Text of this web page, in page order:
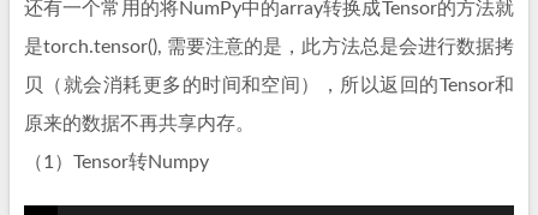
还有一个常用的将NumPy中的array转换成Tensor的方法就
是torch.tensor(), 需要注意的是，此方法总是会进行数据拷
贝（就会消耗更多的时间和空间），所以返回的Tensor和
原来的数据不再共享内存。
（1）Tensor转Numpy